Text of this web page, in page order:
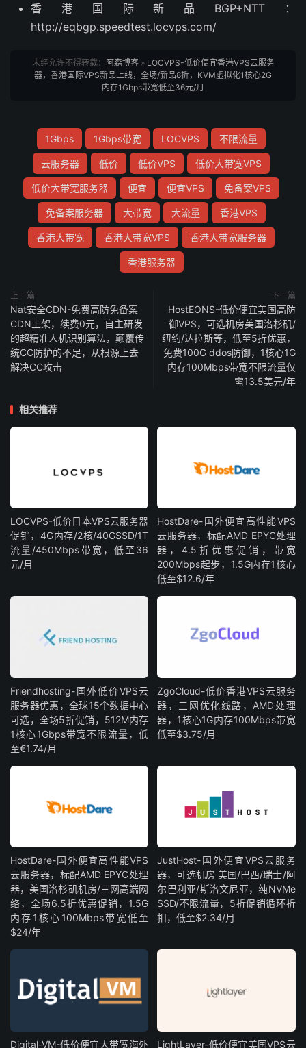
香港国际新品BGP+NTT：
http://eqbgp.speedtest.locvps.com/
未经允许不得转载： 阿森博客» LOCVPS-低价便宜香港VPS云服务
器，香港国际VPS新品上线，全场/新品8折，KVM虚拟化1核心2G
内存1Gbps带宽低至36元/月
1Gbps 1Gbps带宽 LOCVPS 不限流量
云服务器 低价 低价VPS 低价大带宽VPS
低价大带宽服务器 便宜 便宜VPS 免备案VPS
免备案服务器 大带宽 大流量 香港VPS
香港大带宽 香港大带宽VPS 香港大带宽服务器
香港服务器
上一篇
Nat安全CDN-免费高防免备案
CDN上架，续费0元，自主研发
的超精准人机识别算法，颠覆传
统CC防护的不足，从根源上去
解决CC攻击
下一篇
HostEONS-低价便宜美国高防
御VPS，可选机房美国洛杉矶/
纽约/达拉斯等，低至5折优惠，
免费100G ddos防御，1核心1G
内存100Mbps带宽不限流量仅
需13.5美元/年
相关推荐
LOCVPS-低价日本VPS云服务器
促销，4G内存/2核/40GSSD/1T
流量/450Mbps带宽，低至36
元/月
HostDare-国外便宜高性能VPS
云服务器，标配AMD EPYC处理
器，4.5折优惠促销，带宽
200Mbps起步，1.5G内存1核心
低至$12.6/年
Friendhosting-国外低价VPS云
服务器优惠，全球15个数据中心
可选，全场5折促销，512M内存
1核心1Gbps带宽不限流量，低
至€1.74/月
ZgoCloud-低价香港VPS云服务
器，三网优化线路，AMD处理
器，1核心1G内存100Mbps带宽
低至$3.75/月
HostDare-国外便宜高性能VPS
云服务器，标配AMD EPYC处理
器，美国洛杉矶机房/三网高端网
络，全场6.5折优惠促销，1.5G
内存1核心100Mbps带宽低至
$24/年
JustHost-国外便宜VPS云服务
器，可选机房 美国/巴西/瑞士/阿
尔巴利亚/斯洛文尼亚，纯NVMe
SSD/不限流量，5折促销循环折
扣，低至$2.34/月
Digital-VM-低价便宜大带宽海外 LightLayer-低价便宜美国VPS云